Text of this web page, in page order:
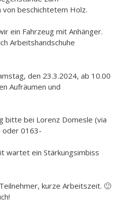
von beschichtetem Holz.
ein Fahrzeug mit Anhänger.
Arbeitshandschuhe
den 23.3.2024, ab 10.00
Aufräumen und
bitte bei Lorenz Domesle (via
oder 0163-
wartet ein Stärkungsimbiss
kurze Arbeitszeit. 🙂